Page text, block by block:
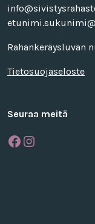
Rahankeräysluvan
Tietosuojaseloste
Seuraa meitä
Facebook
Instagram